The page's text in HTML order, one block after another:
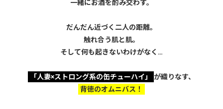
一緒にお酒を酌み交わす。
だんだん近づく二人の距離。
触れ合う肌と肌。
そして何も起きないわけがなく…
「人妻×ストロング系の缶チューハイ」
が織りなす、
背徳のオムニバス！